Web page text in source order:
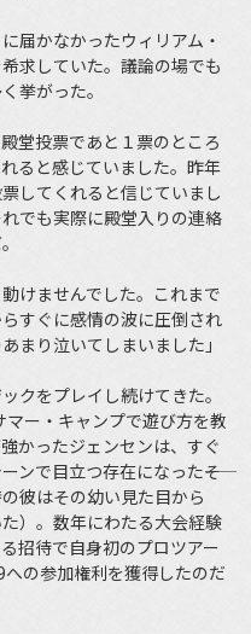
届かなかったウィリアム・
求していた。議論の場でも
挙がった。
堂投票であと１票のところ
ると感じていました。昨年
してくれると信じていまし
でも実際に殿堂入りの連絡
けませんでした。これまで
すぐに感情の波に圧倒され
まり泣いてしまいました」
クをプレイし続けてきた。
ー・キャンプで遊び方を教
かったジェンセンは、すぐ
ンで目立つ存在になった――そ
彼はその幼い見た目から
）。数年にわたる大会経験
招待で自身初のプロツアー
の参加権利を獲得したのだ